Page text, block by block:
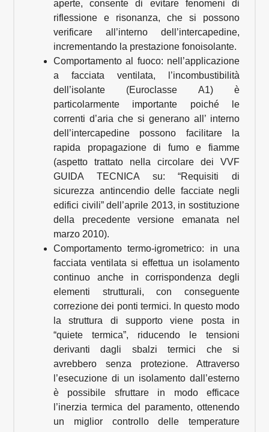
aperte, consente di evitare fenomeni di
riflessione e risonanza, che si possono
verificare all’interno dell’intercapedine,
incrementando la prestazione fonoisolante.
Comportamento al fuoco: nell’applicazione
a facciata ventilata, l’incombustibilità
dell’isolante (Euroclasse A1) è
particolarmente importante poiché le
correnti d’aria che si generano all’ interno
dell’intercapedine possono facilitare la
rapida propagazione di fumo e fiamme
(aspetto trattato nella circolare dei VVF
GUIDA TECNICA su: “Requisiti di
sicurezza antincendio delle facciate negli
edifici civili” dell’aprile 2013, in sostituzione
della precedente versione emanata nel
marzo 2010).
Comportamento termo-igrometrico: in una
facciata ventilata si effettua un isolamento
continuo anche in corrispondenza degli
elementi strutturali, con conseguente
correzione dei ponti termici. In questo modo
la struttura di supporto viene posta in
“quiete termica”, riducendo le tensioni
derivanti dagli sbalzi termici che si
avrebbero senza protezione. Attraverso
l’esecuzione di un isolamento dall’esterno
è possibile sfruttare in modo efficace
l’inerzia termica del paramento, ottenendo
un miglior controllo delle temperature